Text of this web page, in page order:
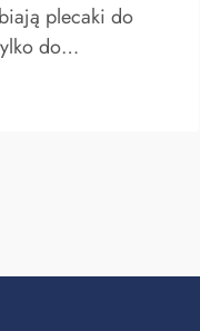
plecaki do
do
ducha zespołu